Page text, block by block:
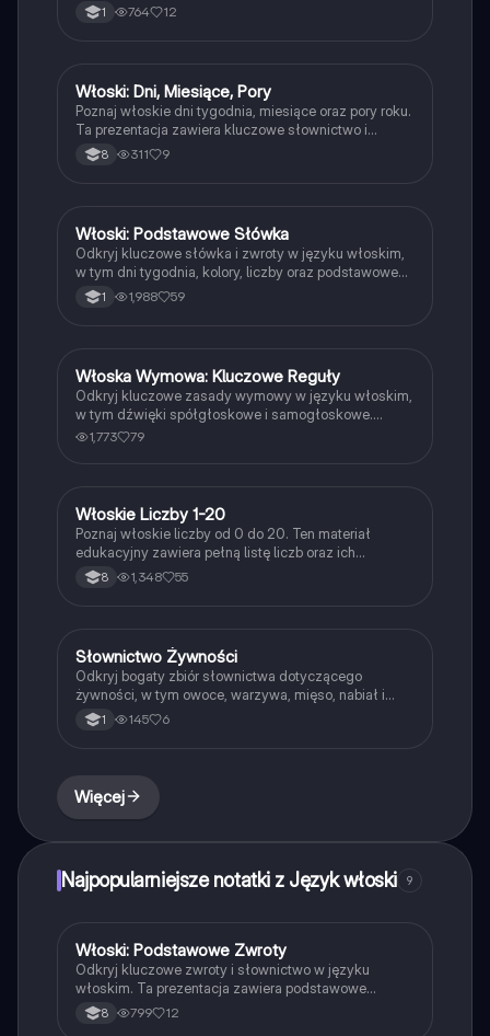
pochodzenie, zawód oraz podstawowych zwrotów
grzecznościowych. Doskonałe materiały do nauki dla
1 764 12
Język włoski
Włoski: Dni, Miesiące, Pory
Poznaj włoskie dni tygodnia, miesiące oraz pory roku.
Ta prezentacja zawiera kluczowe słownictwo i
zwroty, które pomogą Ci w nauce języka włoskiego.
Idealne dla początkujących uczniów i osób
8 311 9
Język włoski
Włoski: Podstawowe Słówka
Odkryj kluczowe słówka i zwroty w języku włoskim,
w tym dni tygodnia, kolory, liczby oraz podstawowe
zwroty grzecznościowe. Idealne dla początkujących
uczniów, którzy chcą szybko przyswoić włoski. Typ:
1 1,988 59
Język włoski
Włoska Wymowa: Kluczowe Reguły
Odkryj kluczowe zasady wymowy w języku włoskim,
w tym dźwięki spółgłoskowe i samogłoskowe.
Zrozum, jak poprawnie wymawiać słowa takie jak
1,773 79
Język włoski
Włoskie Liczby 1-20
Poznaj włoskie liczby od 0 do 20. Ten materiał
edukacyjny zawiera pełną listę liczb oraz ich
wymowę, co ułatwia naukę języka włoskiego.
Idealne dla początkujących uczniów i osób uczących
8 1,348 55
Język włoski
Słownictwo Żywności
Odkryj bogaty zbiór słownictwa dotyczącego
żywności, w tym owoce, warzywa, mięso, nabiał i
zdrowe nawyki żywieniowe. Idealne dla uczniów
uczących się języka polskiego i chcących poszerzyć
1 145 6
Więcej
Najpopularniejsze notatki z Język włoski 9
Język włoski
Włoski: Podstawowe Zwroty
Odkryj kluczowe zwroty i słownictwo w języku
włoskim. Ta prezentacja zawiera podstawowe
wyrażenia, pytania oraz słownictwo dotyczące
rodziny, przyjaciół i codziennych interakcji. Idealna
8 799 12